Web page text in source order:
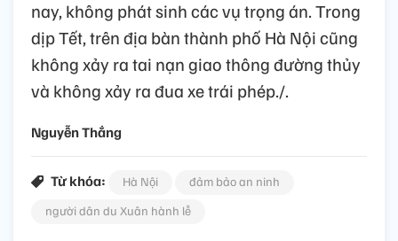
nay, không phát sinh các vụ trọng án. Trong
dịp Tết, trên địa bàn thành phố Hà Nội cũng
không xảy ra tai nạn giao thông đường thủy
và không xảy ra đua xe trái phép./.
Nguyễn Thắng
Từ khóa: Hà Nội
đảm bảo an ninh
người dân du Xuân hành lễ